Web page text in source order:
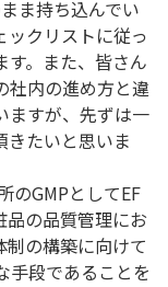
ま持ち込んでい
ックリストに従っ
す。また、皆さん
社内の進め方と違
ますが、先ずは一
きたいと思いま
のGMPとしてEF
品の品質管理にお
の構築に向けて
手段であることを